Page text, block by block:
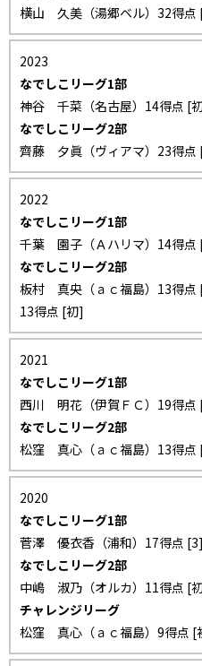
横山 久美（湯郷ベル）32得点
2023
なでしこリーグ1部
神谷 千菜（名古屋）14得点 [
なでしこリーグ2部
齊藤 夕眞（ヴィアマ）23得点
2022
なでしこリーグ1部
千葉 園子（Ａハリマ）14得点
なでしこリーグ2部
板村 真央（ａｃ福島）13得
13得点 [初]
2021
なでしこリーグ1部
西川 明花（伊賀ＦＣ）19得点
なでしこリーグ2部
松窪 真心（ａｃ福島）13得点
2020
なでしこリーグ1部
菅澤 優衣香（浦和）17得点 [3]
なでしこリーグ2部
中嶋 淑乃（オルカ）11得点 [
チャレンジリーグ
松窪 真心（ａｃ福島）9得点 [